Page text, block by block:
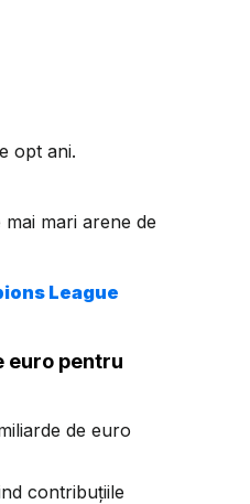
opt ani.
mari arene de
League
euro pentru
de euro
contribuțiile